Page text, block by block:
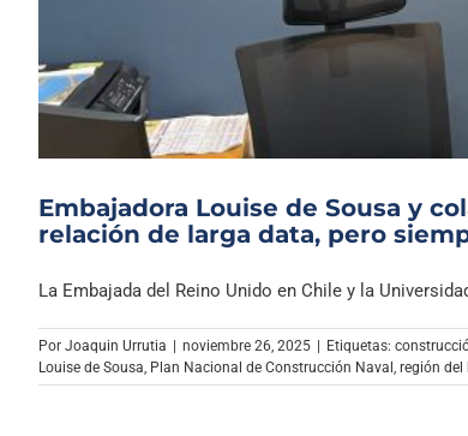
Embajadora Louise de Sousa y
relación de larga data, pero
La Embajada del Reino Unido en Chile y la
Por Joaquin Urrutia noviembre 26, 2025 Etiquetas:
Louise de Sousa, Plan Nacional de Construcción Naval , región del